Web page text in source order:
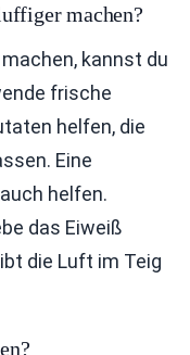
machen?
kannst du
frische
helfen, die
Eine
helfen.
das Eiweiß
die Luft im Teig